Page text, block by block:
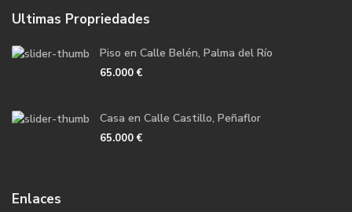
Ultimas Propriedades
Piso en Calle Belén, Palma del Río
65.000 €
Casa en Calle Castillo, Peñaflor
65.000 €
Enlaces